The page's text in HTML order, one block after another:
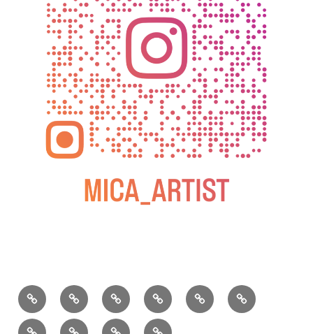
BLOG
教
室
の
お
問
い
動
画
過
去
2025
松
松
小
2026
2025